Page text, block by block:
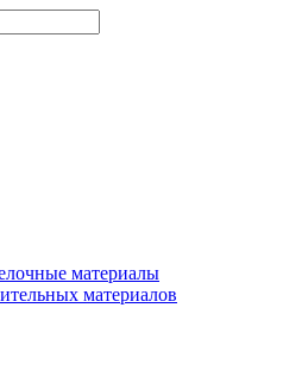
материалы
материалов